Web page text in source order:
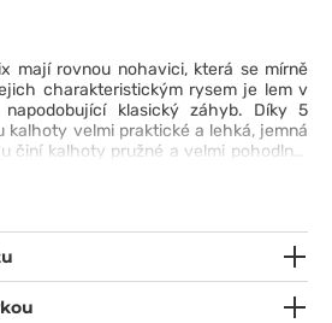
mají rovnou nohavici, která se mírně
charakteristickým rysem je lem v
klasický záhyb. Díky 5
kalhoty velmi praktické a lehká, jemná
činí kalhoty pružné a velmi pohodlné.